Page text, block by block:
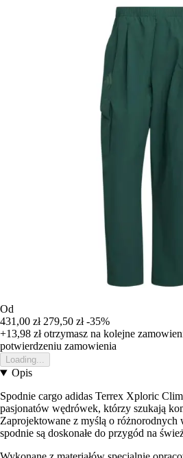
Od
431,00 zł 279,50 zł -35%
+13,98 złotrzymasz na kolejne
potwierdzeniu zamowienia
Loading...
Opis
Spodnie cargo adidas Terrex Xploric
pasjonatów wędrówek, którzy szukają
Zaprojektowane z myślą o różnorodnych
spodnie są doskonałe do przygód na